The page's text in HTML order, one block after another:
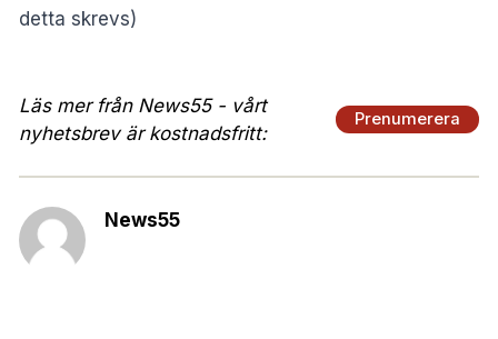
detta skrevs)
Läs mer från News55 - vårt
nyhetsbrev är kostnadsfritt:
Prenumerera
News55